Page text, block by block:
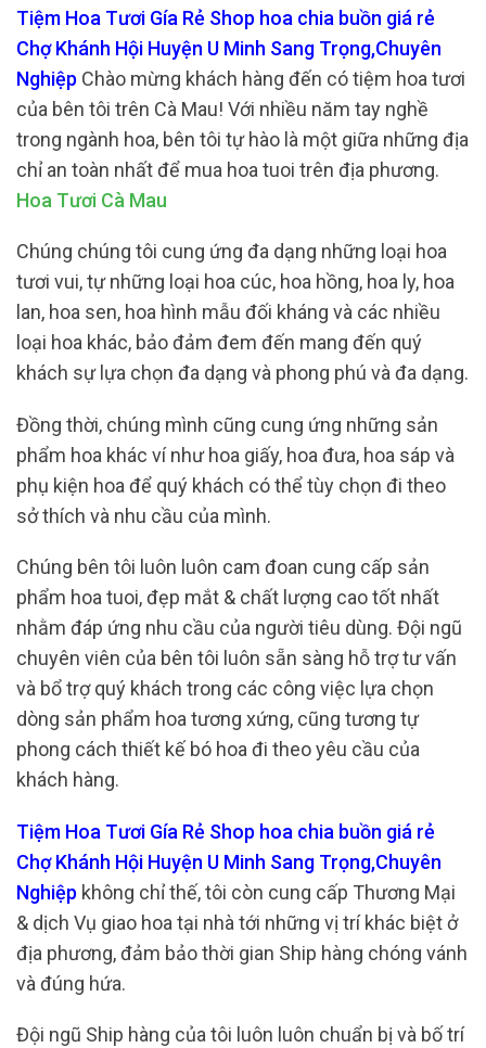
Tiệm Hoa Tươi Gía Rẻ Shop hoa chia buồn giá rẻ
Chợ Khánh Hội Huyện U Minh Sang Trọng,Chuyên
Nghiệp Chào mừng khách hàng đến có tiệm hoa tươi
của bên tôi trên Cà Mau! Với nhiều năm tay nghề
trong ngành hoa, bên tôi tự hào là một giữa những địa
chỉ an toàn nhất để mua hoa tuoi trên địa phương.
Hoa Tươi Cà Mau
Chúng chúng tôi cung ứng đa dạng những loại hoa
tươi vui, tự những loại hoa cúc, hoa hồng, hoa ly, hoa
lan, hoa sen, hoa hình mẫu đối kháng và các nhiều
loại hoa khác, bảo đảm đem đến mang đến quý
khách sự lựa chọn đa dạng và phong phú và đa dạng.
Đồng thời, chúng mình cũng cung ứng những sản
phẩm hoa khác ví như hoa giấy, hoa đưa, hoa sáp và
phụ kiện hoa để quý khách có thể tùy chọn đi theo
sở thích và nhu cầu của mình.
Chúng bên tôi luôn luôn cam đoan cung cấp sản
phẩm hoa tuoi, đẹp mắt & chất lượng cao tốt nhất
nhằm đáp ứng nhu cầu của người tiêu dùng. Đội ngũ
chuyên viên của bên tôi luôn sẵn sàng hỗ trợ tư vấn
và bổ trợ quý khách trong các công việc lựa chọn
dòng sản phẩm hoa tương xứng, cũng tương tự
phong cách thiết kế bó hoa đi theo yêu cầu của
khách hàng.
Tiệm Hoa Tươi Gía Rẻ Shop hoa chia buồn giá rẻ
Chợ Khánh Hội Huyện U Minh Sang Trọng,Chuyên
Nghiệp không chỉ thế, tôi còn cung cấp Thương Mại
& dịch Vụ giao hoa tại nhà tới những vị trí khác biệt ở
địa phương, đảm bảo thời gian Ship hàng chóng vánh
và đúng hứa.
Đội ngũ Ship hàng của tôi luôn luôn chuẩn bị và bố trí